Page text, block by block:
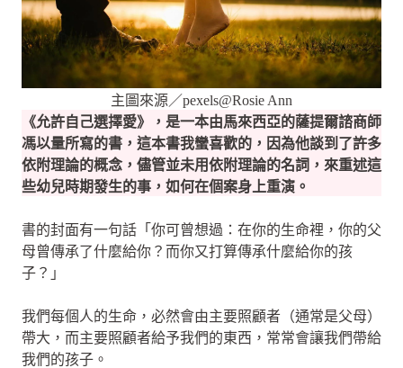
主圖來源／pexels@Rosie Ann
《允許自己選擇愛》，是一本由馬來西亞的薩提爾諮商師
馮以量所寫的書，這本書我蠻喜歡的，因為他談到了許多
依附理論的概念，儘管並未用依附理論的名詞，來重述這
些幼兒時期發生的事，如何在個案身上重演。
書的封面有一句話「你可曾想過：在你的生命裡，你的父
母曾傳承了什麼給你？而你又打算傳承什麼給你的孩
子？」
我們每個人的生命，必然會由主要照顧者（通常是父母）
帶大，而主要照顧者給予我們的東西，常常會讓我們帶給
我們的孩子。